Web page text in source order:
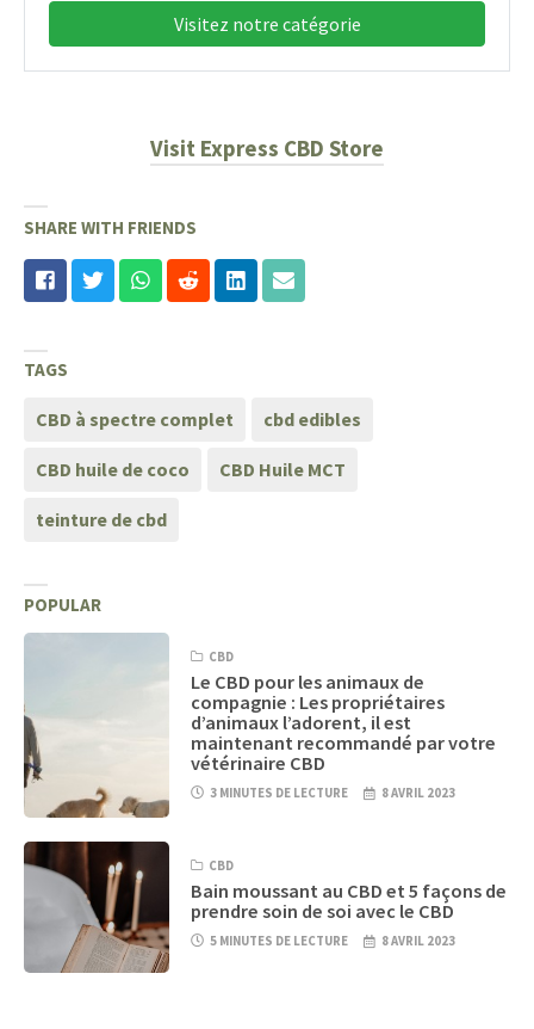
Visitez notre catégorie
Visit Express CBD Store
SHARE WITH FRIENDS
TAGS
CBD à spectre complet cbd edibles
CBD huile de coco CBD Huile MCT
teinture de cbd
POPULAR
CBD
Le CBD pour les animaux de
compagnie : Les propriétaires
d’animaux l’adorent, il est
maintenant recommandé par votre
vétérinaire CBD
3 MINUTES DE LECTURE 8 AVRIL 2023
CBD
Bain moussant au CBD et 5 façons de
prendre soin de soi avec le CBD
5 MINUTES DE LECTURE 8 AVRIL 2023